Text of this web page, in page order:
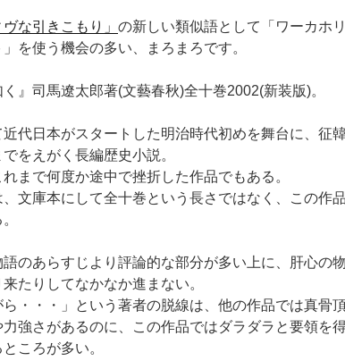
ヴな引きこもり」 の新しい類似語として「ワーカホリ
を使う機会の多い、まろまろです。
』司馬遼太郎著(文藝春秋)全十巻2002(新装版)。
代日本がスタートした明治時代初めを舞台に、征
をえがく長編歴史小説。
まで何度か途中で挫折した作品でもある。
文庫本にして全十巻という長さではなく、この作品
のあらすじより評論的な部分が多い上に、肝心の物
たりしてなかなか進まない。
ら・・・」という著者の脱線は、他の作品では真骨
強さがあるのに、この作品ではダラダラと要領を
ころが多い。